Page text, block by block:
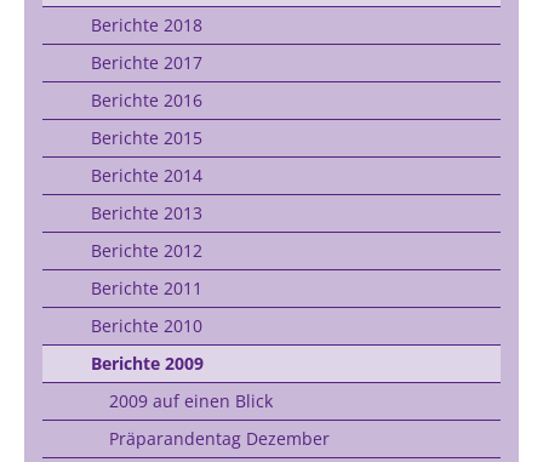
Berichte 2018
Berichte 2017
Berichte 2016
Berichte 2015
Berichte 2014
Berichte 2013
Berichte 2012
Berichte 2011
Berichte 2010
Berichte 2009
2009 auf einen Blick
Präparandentag Dezember